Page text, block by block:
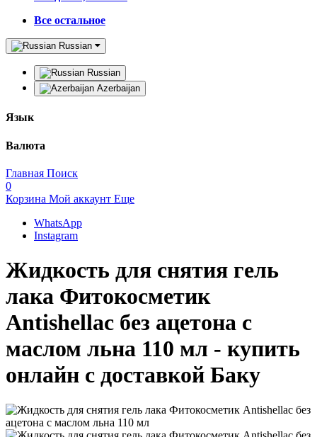
Все остальное
Russian
Russian
Azerbaijan
Язык
Валюта
Главная Поиск
0
Корзина Мой аккаунт Еще
WhatsApp
Instagram
Жидкость для снятия гель
лака Фитокосметик
Antishellac без ацетона с
маслом льна 110 мл - купить
онлайн с доставкой Баку